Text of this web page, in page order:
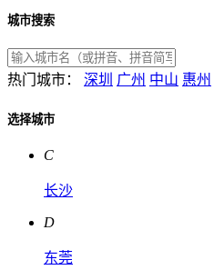
城市搜索
热门城市： 深圳 广州 中山 惠州
选择城市
C
长沙
D
东莞